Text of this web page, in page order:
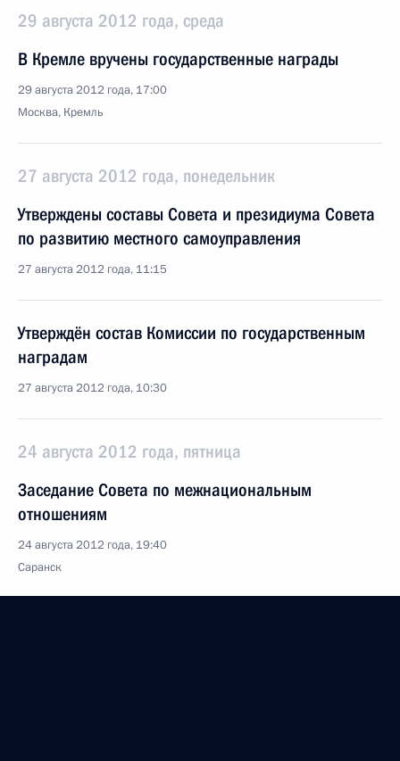
29 августа 2012 года, среда
В Кремле вручены государственные награды
29 августа 2012 года, 17:00
Москва, Кремль
27 августа 2012 года, понедельник
Утверждены составы Совета и президиума Совета
по развитию местного самоуправления
27 августа 2012 года, 11:15
Утверждён состав Комиссии по государственным
наградам
27 августа 2012 года, 10:30
24 августа 2012 года, пятница
Заседание Совета по межнациональным
отношениям
24 августа 2012 года, 19:40
Саранск